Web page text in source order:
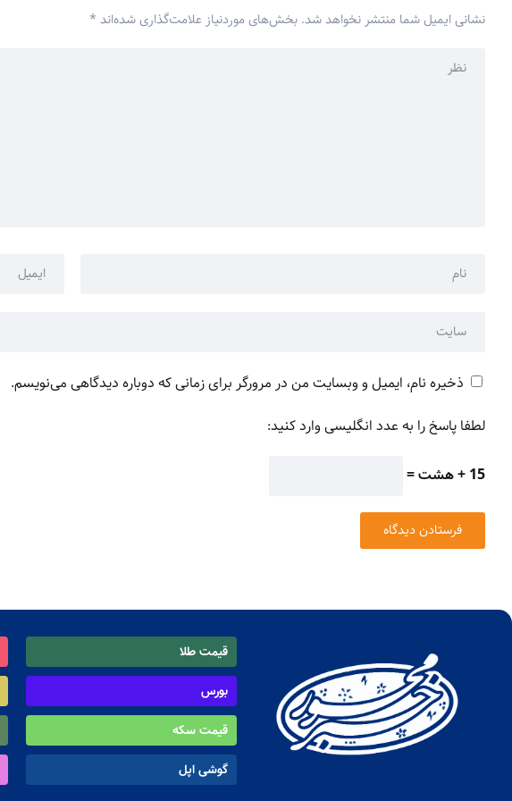
نشانی ایمیل شما منتشر نخواهد شد. بخش‌های موردنیاز علامت‌گذاری شده‌اند *
ذخیره نام، ایمیل و وبسایت من در مرورگر برای زمانی که دوباره دیدگاهی می‌نویسم.
لطفا پاسخ را به عدد انگلیسی وارد کنید:
15 + هشت =
قیمت طلا
بورس
قیمت سکه
گوشی اپل